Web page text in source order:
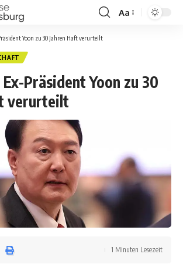
Aa
Yoon zu 30 Jahren Haft verurteilt
Präsident Yoon zu 30
verurteilt
1 Minuten Lesezeit